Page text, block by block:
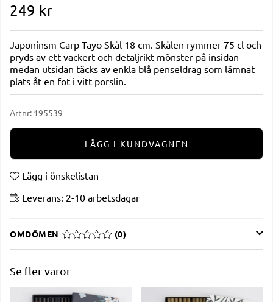
249 kr
Japoninsm Carp Tayo Skål 18 cm. Skålen rymmer 75 cl och
pryds av ett vackert och detaljrikt mönster på insidan
medan utsidan täcks av enkla blå penseldrag som lämnat
plats åt en fot i vitt porslin.
Artnr: 195539
LÄGG I KUNDVAGNEN
Lägg i önskelistan
Leverans: 2-10 arbetsdagar
OMDÖMEN MEDELBETYG 0 AV 5 ANTAL BETYG 0
(0)
Se fler varor